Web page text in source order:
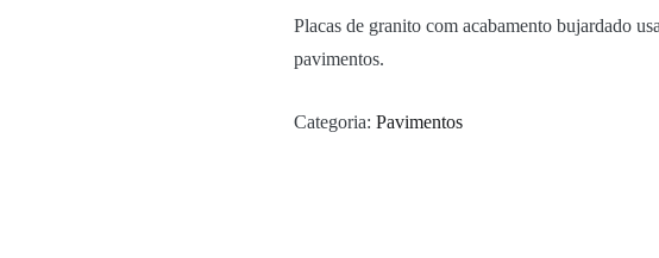
Placas de granito com acabamento bujardado
pavimentos.
Categoria:Pavimentos